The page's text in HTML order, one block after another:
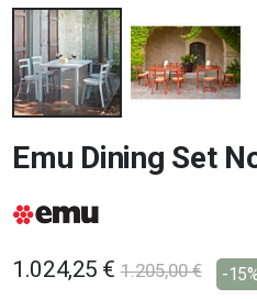
all'inizio
della
di
Emu Dining Set
1.024,25 € 1.205,00 € -